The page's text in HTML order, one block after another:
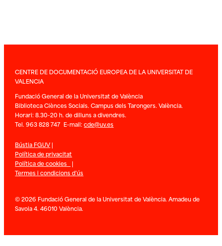
CENTRE DE DOCUMENTACIÓ EUROPEA DE LA UNIVERSITAT DE
VALENCIA
Fundació General de la Universitat de València
Biblioteca Ciènces Socials. Campus dels Tarongers. València.
Horari: 8.30-20 h. de dilluns a divendres.
Tel. 963 828 747 E-mail:cde@uv.es
Bústia FGUV|
Política de privacitat
Política de cookies |
Termes i condicions d’ús
© 2026 Fundació General de la Universitat de València. Amadeu de
Savoia 4. 46010 València.